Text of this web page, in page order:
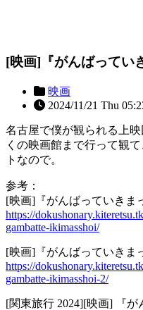
[映画]『がんばってい
映画
2024/11/21 Thu
名古屋で僕が観られる上
くの映画館まで行って観
トなので。
参考：
[映画]『がんばっていきま
https://
gambatte-ikimasshoi/
[映画]『がんばっていきま
https://
gambatte-ikimasshoi-2/
[関東旅行 2024][映画] 『